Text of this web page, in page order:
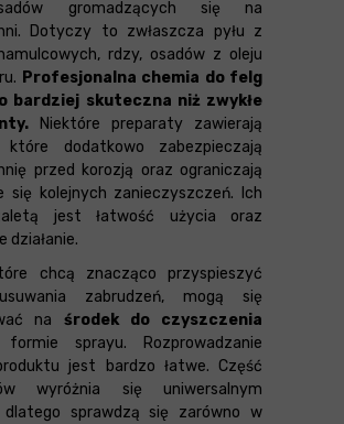
gromadzących się na
Dotyczy to zwłaszcza pyłu z
rdzy, osadów z oleju
Profesjonalna chemia do felg
bardziej skuteczna niż zwykłe
Niektóre preparaty zawierają
które dodatkowo zabezpieczają
przed korozją oraz ograniczają
się kolejnych zanieczyszczeń. Ich
jest łatwość użycia oraz
działanie.
chcą znacząco przyspieszyć
zabrudzeń, mogą się
na środek do czyszczenia
sprayu. Rozprowadzanie
jest bardzo łatwe. Część
wyróżnia się uniwersalnym
dlatego sprawdzą się zarówno w